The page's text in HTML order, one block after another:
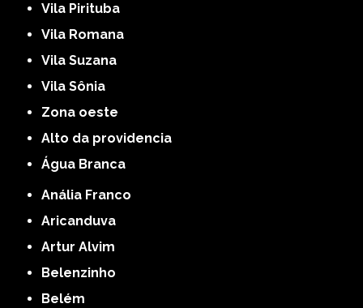
Vila Pirituba
Vila Romana
Vila Suzana
Vila Sônia
Zona oeste
alto da providencia
Água Branca
Anália Franco
Aricanduva
Artur Alvim
Belenzinho
Belém